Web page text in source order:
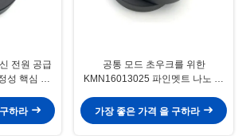
전원 공급
성 핵심 큰
하라
공통 모드 초우크를 위한
KMN16013025 파인멧트 나노 결
가장 좋은 가격 을 구하라